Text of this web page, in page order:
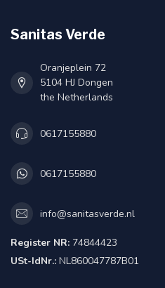
Sanitas Verde
Oranjeplein 72
5104 HJ Dongen
the Netherlands
0617155880
0617155880
info@sanitasverde.nl
Register NR: 74844423
USt-IdNr.: NL860047787B01